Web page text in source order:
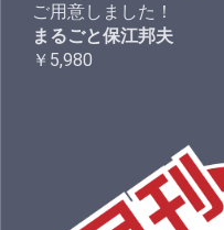
ご用意しました！
まるごと保江邦夫
￥5,980